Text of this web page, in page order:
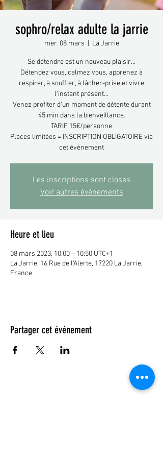
sophro/relax adulte la jarrie
mer. 08 mars La Jarrie
Se détendre est un nouveau plaisir...
Détendez vous, calmez vous, apprenez à
respirer, à souffler, à lâcher-prise et vivre
l'instant présent...
Venez profiter d'un moment de détente durant
45 min dans la bienveillance.
TARIF 15€/personne
Places limitées = INSCRIPTION OBLIGATOIRE via
cet évènement
Les inscriptions sont closes
Voir autres événements
Heure et lieu
08 mars 2023, 10:00 – 10:50 UTC+1
La Jarrie, 16 Rue de l'Alerte, 17220 La Jarrie,
France
Partager cet événement
© 2023 by DR. Elise Jones Proudly